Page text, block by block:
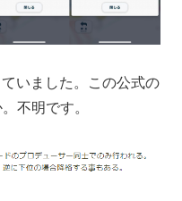
いました。この公式の
不明です。